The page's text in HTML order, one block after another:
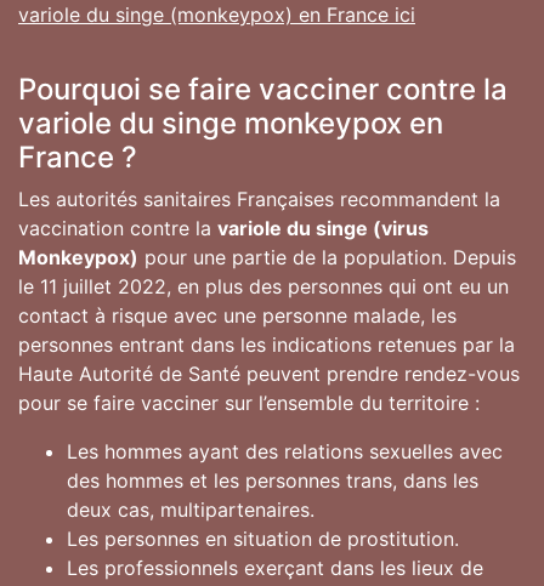
variole du singe (monkeypox) en France ici
Pourquoi se faire vacciner contre la
variole du singe monkeypox en
France ?
Les autorités sanitaires Françaises recommandent la
vaccination contre la variole du singe (virus
Monkeypox) pour une partie de la population. Depuis
le 11 juillet 2022, en plus des personnes qui ont eu un
contact à risque avec une personne malade, les
personnes entrant dans les indications retenues par la
Haute Autorité de Santé peuvent prendre rendez-vous
pour se faire vacciner sur l’ensemble du territoire :
Les hommes ayant des relations sexuelles avec
des hommes et les personnes trans, dans les
deux cas, multipartenaires.
Les personnes en situation de prostitution.
Les professionnels exerçant dans les lieux de